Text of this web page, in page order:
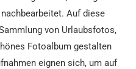
Auf diese
von Urlaubsfotos,
Fotoalbum gestalten
eignen sich, um auf